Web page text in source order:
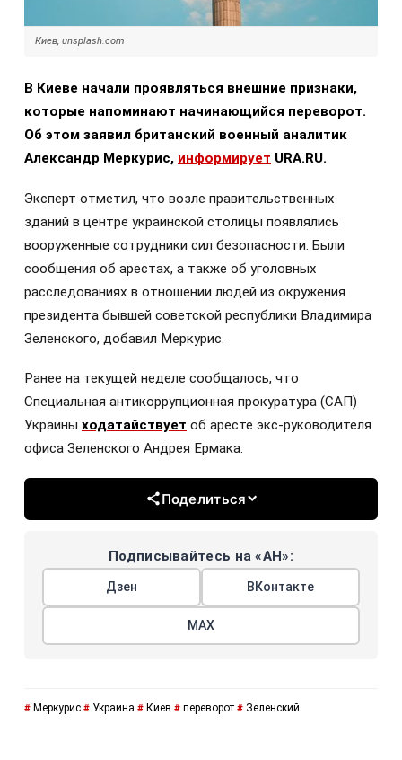
Киев, unsplash.com
В Киеве начали проявляться внешние признаки,
которые напоминают начинающийся переворот.
Об этом заявил британский военный аналитик
Александр Меркурис, информирует URA.RU.
Эксперт отметил, что возле правительственных
зданий в центре украинской столицы появлялись
вооруженные сотрудники сил безопасности. Были
сообщения об арестах, а также об уголовных
расследованиях в отношении людей из окружения
президента бывшей советской республики Владимира
Зеленского, добавил Меркурис.
Ранее на текущей неделе сообщалось, что
Специальная антикоррупционная прокуратура (САП)
Украины ходатайствует об аресте экс-руководителя
офиса Зеленского Андрея Ермака.
Поделиться
Подписывайтесь на «АН»:
Дзен ВКонтакте
МАХ
# Меркурис # Украина # Киев # переворот # Зеленский